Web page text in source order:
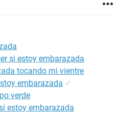
si estoy embarazada
tocando mi vientre
embarazada ✓
verde
estoy embarazada